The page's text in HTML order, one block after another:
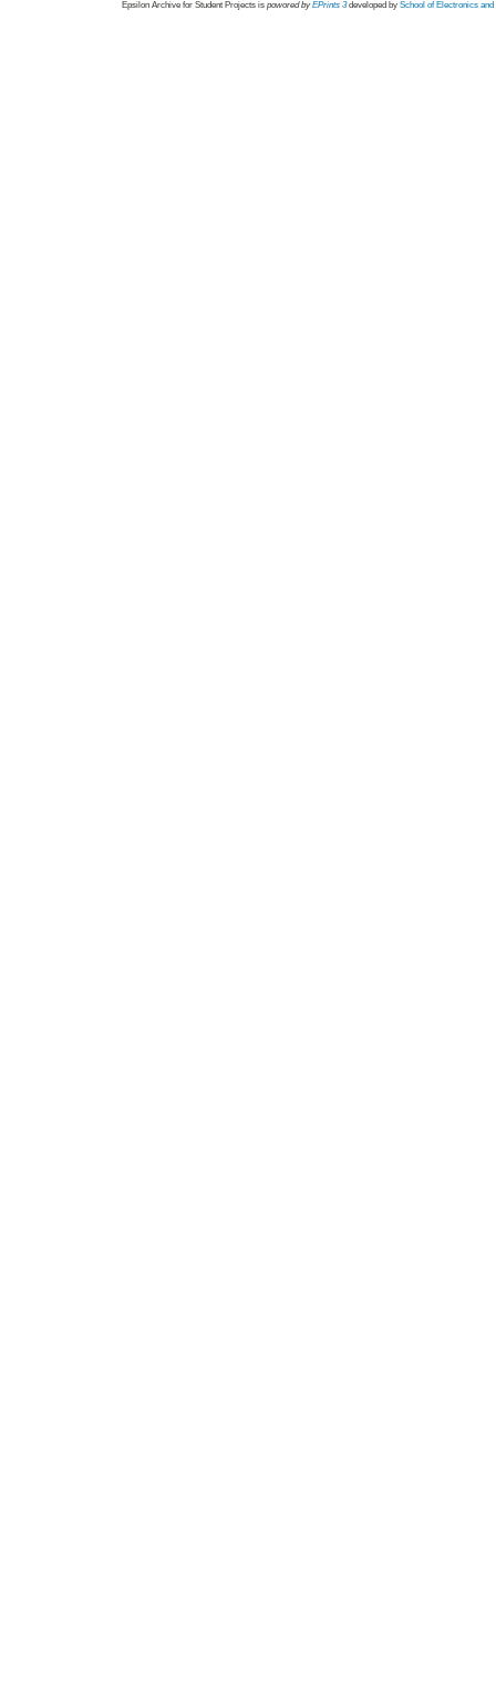
Epsilon Archive for Student Projects is powored byEPrints 3 developed by School of Electronics